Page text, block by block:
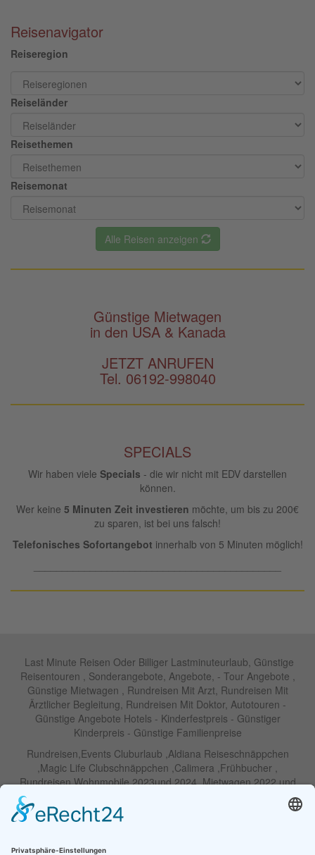
Reisenavigator
Reiseregion
Reiseländer
Reisethemen
Reisemonat
Alle Reisen anzeigen
Günstige Mietwagen
in den USA & Kanada
JETZT ANRUFEN
Tel. 06192-998040
SPECIALS
Wir haben viele Specials - die wir nicht mit EDV darstellen
können.
Wer keine 5 Minuten Zeit investieren möchte, um bis zu 200€
zu sparen, ist bei uns falsch!
Telefonisches Sofortangebot innerhalb von 5 Minuten möglich!
Last Minute Reisen Oder Billiger Lastminuteurlaub, Günstige
Reisentouren , Sonderangebote, Angebote, - Tour Angebote ,
Günstige Mietwagen , Rundreisen Mit Arzt, Rundreisen Mit
Ärztlicher Begleitung, Rundreisen Mit Doktor, Autotouren -
Günstige Angebote Hotels - Kinderfestpreis - Günstiger
Kinderpreis - Günstige Familienpreise
Rundreisen,Events Cluburlaub ,Aldiana Reiseschnäppchen
,Magic Life Clubschnäppchen ,Calimera ,Frühbucher ,
Rundreisen Wohnmobile 2023und 2024 ,Mietwagen 2022 und
Weihnachtreisen 2022 und 2023 , Silvesterreisen 2022 und 2032,
Namibia, Wohnmobile , Billige Angebote, Touren,Angebote Für
Mietwagentouren , Billige Lastminute Angebote Für